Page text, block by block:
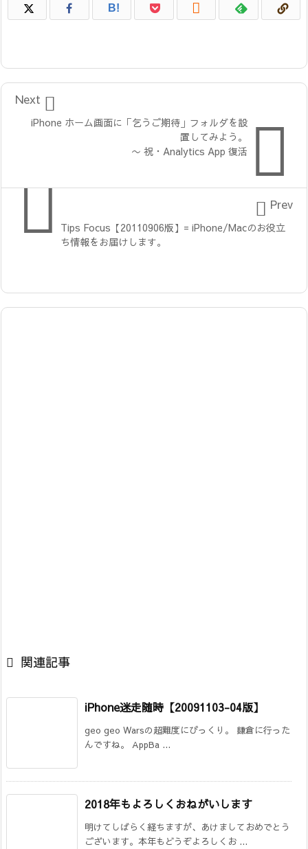
B! 

iPhone ホーム画面に「乞うご期待」フォルダを設
置してみよう。
〜 祝・Analytics App 復活

Next
 Tips Focus【20110906版】= iPhone/Macのお役立
ち情報をお届けします。
 Prev
 関連記事
iPhone迷走随時【20091103-04版】
geo geo Warsの超難度にびっくり。 鎌倉に行った
んですね。 AppBa ...
2018年もよろしくおねがいします
明けてしばらく経ちますが、あけましておめでとう
ございます。本年もどうぞよろしくお ...